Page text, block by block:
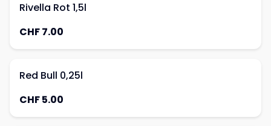
Rivella Rot 1,5l
CHF 7.00
Red Bull 0,25l
CHF 5.00